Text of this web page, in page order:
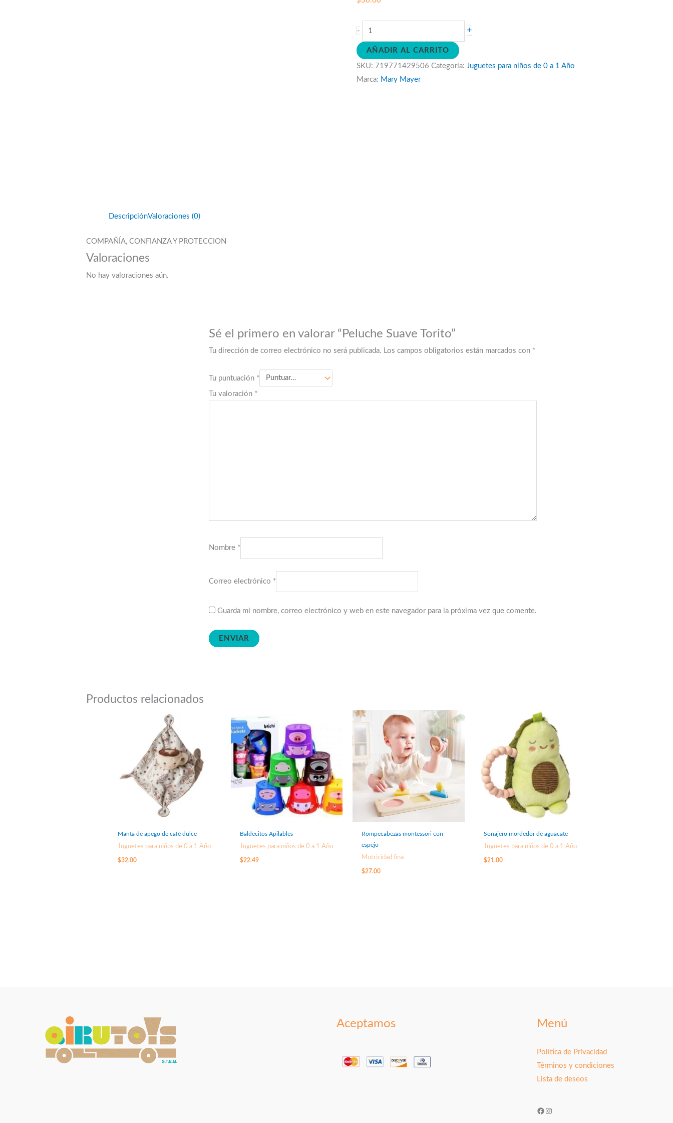
-
Peluche
Suave
Torito
cantidad
+
AÑADIR AL CARRITO
SKU: 719771429506 Categoría: Juguetes para niños de 0 a 1 Año
Marca: Mary Mayer
DescripciónValoraciones (0)
COMPAÑÍA, CONFIANZA Y PROTECCION
Valoraciones
No hay valoraciones aún.
Sé el primero en valorar “Peluche Suave Torito”
Tu dirección de correo electrónico no será publicada. Los campos obligatorios están marcados con *
Tu puntuación *
Tu valoración *
Nombre *
Correo electrónico *
Guarda mi nombre, correo electrónico y web en este navegador para la próxima vez que comente.
Productos relacionados
Manta de apego de café dulce
Juguetes para niños de 0 a 1 Año
$32.00
Baldecitos Apilables
Juguetes para niños de 0 a 1 Año
$22.49
Rompecabezas montessori con
espejo
Motricidad fina
$27.00
Sonajero mordedor de aguacate
Juguetes para niños de 0 a 1 Año
$21.00
Aceptamos Menú
Política de Privacidad
Términos y condiciones
Lista de deseos
Facebook
Instagram